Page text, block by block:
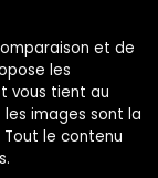
et de
les
vous tient au
images sont la
le contenu